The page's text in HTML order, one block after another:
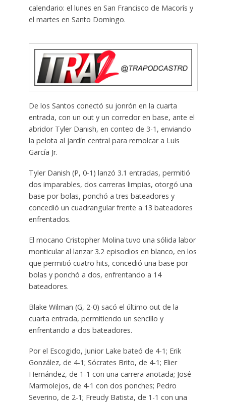
calendario: el lunes en San Francisco de Macorís y
el martes en Santo Domingo.
De los Santos conectó su jonrón en la cuarta
entrada, con un out y un corredor en base, ante el
abridor Tyler Danish, en conteo de 3-1, enviando
la pelota al jardín central para remolcar a Luis
García Jr.
Tyler Danish (P, 0-1) lanzó 3.1 entradas, permitió
dos imparables, dos carreras limpias, otorgó una
base por bolas, ponchó a tres bateadores y
concedió un cuadrangular frente a 13 bateadores
enfrentados.
El mocano Cristopher Molina tuvo una sólida labor
monticular al lanzar 3.2 episodios en blanco, en los
que permitió cuatro hits, concedió una base por
bolas y ponchó a dos, enfrentando a 14
bateadores.
Blake Wilman (G, 2-0) sacó el último out de la
cuarta entrada, permitiendo un sencillo y
enfrentando a dos bateadores.
Por el Escogido, Junior Lake bateó de 4-1; Erik
González, de 4-1; Sócrates Brito, de 4-1; Elier
Hernández, de 1-1 con una carrera anotada; José
Marmolejos, de 4-1 con dos ponches; Pedro
Severino, de 2-1; Freudy Batista, de 1-1 con una